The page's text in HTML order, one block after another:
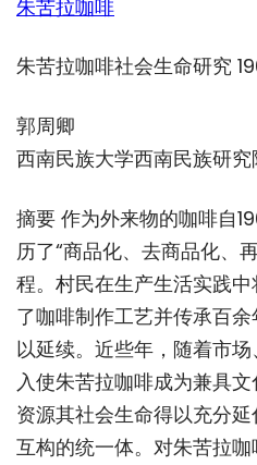
朱苦拉咖啡
朱苦拉咖啡社会生命研究
郭周卿
西南民族大学西南民族研究
摘要 作为外来物的咖啡自
历了“商品化、去商品化、
程。村民在生产生活实践
了咖啡制作工艺并传承百
以延续。近些年，随着市
入使朱苦拉咖啡成为兼具
资源其社会生命得以充分
互构的统一体。对朱苦拉